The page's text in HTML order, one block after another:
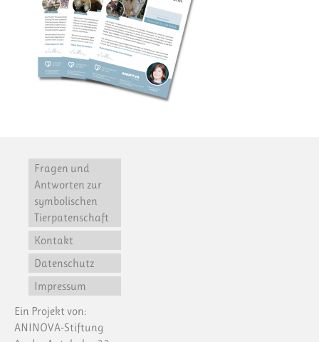
Fragen und
Antworten zur
symbolischen
Tierpatenschaft
Kontakt
Datenschutz
Impressum
Ein Projekt von:
ANINOVA-Stiftung